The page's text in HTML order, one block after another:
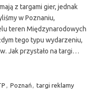
z targami gier, jednak
w Poznaniu,
teren Międzynarodowych
tego typu wydarzeniu,
Jak przystało na targi…
Poznań targi reklamy